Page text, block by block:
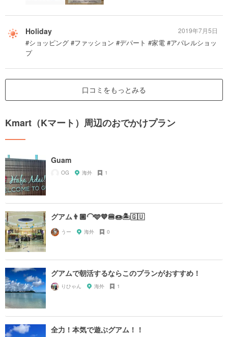
Holiday
#ショッピング #ファッション #デパート #家電 #アパレルショッ
プ
2019年7月5日
口コミをもっとみる
Kmart（Kマート）周辺のおでかけプラン
Guam
OG 海外 1
グアム👨🏾‍🦲🩵💙🍔🍩🏝️🇬🇺
うー 海外 0
グアムで朝活するならこのプランがおすすめ！
りひゃん 海外 1
全力！本気で遊ぶグアム！！